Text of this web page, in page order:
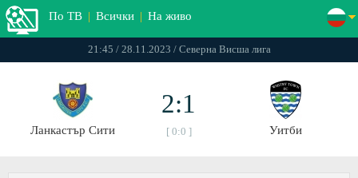
По ТВ | Всички | На живо
21:45 / 28.11.2023 / Северна Висша лига
Ланкастър Сити
2:1
[ 0:0 ] Уитби